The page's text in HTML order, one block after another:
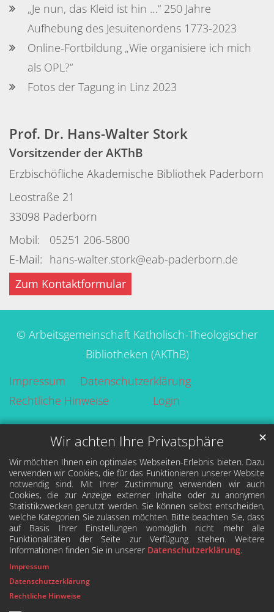
Wir achten Ihre Privatsphäre
Wir möchten Ihnen ein optimales Webseiten-Erlebnis bieten. Dazu
verwenden wir Cookies, die für das Funktionieren unserer Website
notwendig sind. Mit Ihrer Zustimmung verwenden wir auch
Cookies, die zur Anzeige externer Inhalte oder zu anonymen
Statistikzwecken genutzt werden. Sie können selbst entscheiden,
welche Kategorien Sie zulassen möchten. Bitte beachten Sie, dass
auf Basis Ihrer Einstellungen womöglich nicht mehr alle
Funktionalitäten der Seite zur Verfügung stehen. Weitere
Informationen finden Sie in unserer Datenschutzerklärung.
✕
Impressum
Datenschutzerklärung
Rechtliche Hinweise
„Je nun, das Kleid ist hin …“ 250 Jahre
Aufhebung des Jesuitenordens 1773-2023
Online-Fortbildung „Wie organisiere ich mich
als OPL?“
Fotos der Tagung in Linz 2023
Prof. Dr. Hans-Walter Stork
Vorsitzender der AKThB
Erzbischöfliche Akademische Bibliothek Paderborn
Leostraße 21
33098 Paderborn
Mobil:
05251 206-5800
E-Mail: hans-walter.stork@eab-paderborn.de
Zum Kontaktformular
© Arbeitsgemeinschaft Katholisch-Theologischer
Bibliotheken (AKThB)
Impressum
Datenschutzerklärung
Rechtliche Hinweise
Login